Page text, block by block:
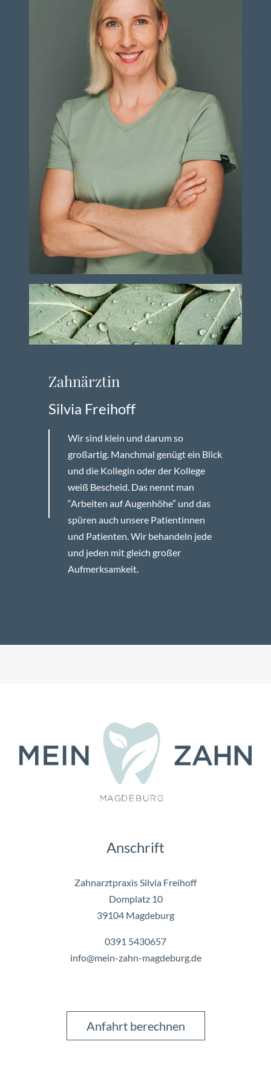
Zahnärztin
Silvia Freihoff
Wir sind klein und darum so
großartig. Manchmal genügt ein Blick
und die Kollegin oder der Kollege
weiß Bescheid. Das nennt man
“Arbeiten auf Augenhöhe” und das
spüren auch unsere Patientinnen
und Patienten. Wir behandeln jede
und jeden mit gleich großer
Aufmerksamkeit.
Anschrift
Zahnarztpraxis Silvia Freihoff
Domplatz 10
39104 Magdeburg
0391 5430657
info@mein-zahn-magdeburg.de
Anfahrt berechnen